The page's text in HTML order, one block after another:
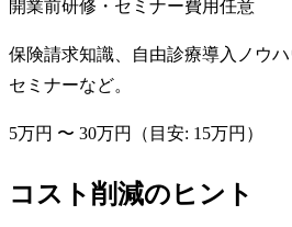
開業前研修・セミナー費用任意
保険請求知識、自由診療導入ノウ
セミナーなど。
5万円 〜 30万円 （目安: 15万円 ）
コスト削減のヒント